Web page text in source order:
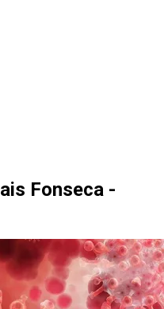
Fonseca -